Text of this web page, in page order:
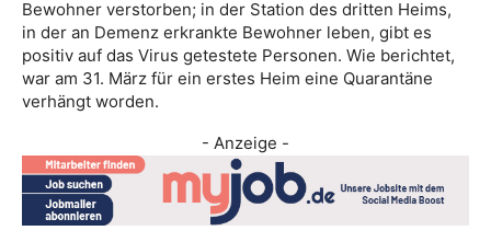
Bewohner verstorben; in der Station des dritten Heims,
in der an Demenz erkrankte Bewohner leben, gibt es
positiv auf das Virus getestete Personen. Wie berichtet,
war am 31. März für ein erstes Heim eine Quarantäne
verhängt worden.
- Anzeige -